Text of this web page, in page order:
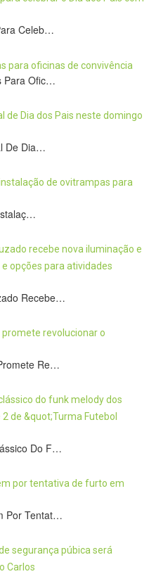
Celeb…
Para Ofic…
De Dia…
Recebe…
Re…
Do F…
Por Tentat…